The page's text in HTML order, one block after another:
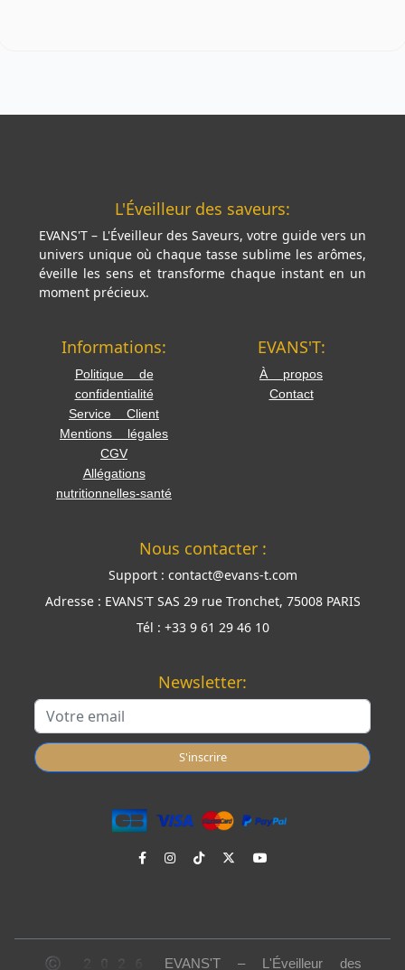
L'Éveilleur des saveurs:
EVANS'T – L'Éveilleur des Saveurs, votre guide vers un
univers unique où chaque tasse sublime les arômes,
éveille les sens et transforme chaque instant en un
moment précieux.
Informations:
Politique de
confidentialité
Service Client
Mentions légales
CGV
Allégations
nutritionnelles-santé
EVANS'T:
À propos
Contact
Nous contacter :
Support : contact@evans-t.com
Adresse : EVANS'T SAS 29 rue Tronchet, 75008 PARIS
Tél : +33 9 61 29 46 10
Newsletter:
S'inscrire
© 2026 EVANS'T – L'Éveilleur des